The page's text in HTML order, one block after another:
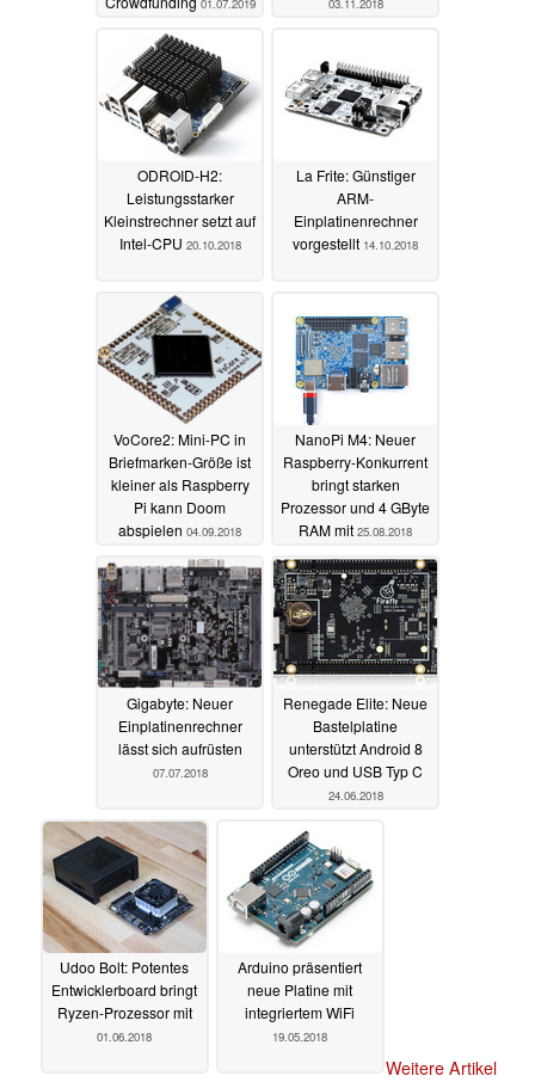
01.07.2019 03.11.2018
ODROID-H2:
Leistungsstarker
Kleinstrechner setzt auf
Intel-CPU 20.10.2018
La Frite: Günstiger
ARM-
Einplatinenrechner
vorgestellt 14.10.2018
VoCore2: Mini-PC in
Briefmarken-Größe ist
kleiner als Raspberry
Pi kann Doom
abspielen 04.09.2018
NanoPi M4: Neuer
Raspberry-Konkurrent
bringt starken
Prozessor und 4 GByte
RAM mit 25.08.2018
Gigabyte: Neuer
Einplatinenrechner
lässt sich aufrüsten
07.07.2018
Renegade Elite: Neue
Bastelplatine
unterstützt Android 8
Oreo und USB Typ C
24.06.2018
Udoo Bolt: Potentes
Entwicklerboard bringt
Ryzen-Prozessor mit
01.06.2018
Arduino präsentiert
neue Platine mit
integriertem WiFi
19.05.2018
Weitere Artikel